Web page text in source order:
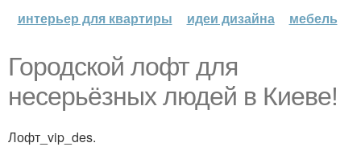
интерьер для квартиры
идеи дизайна мебель
Городской лофт для
несерьёзных людей в Киеве!
Лофт_vip_des.